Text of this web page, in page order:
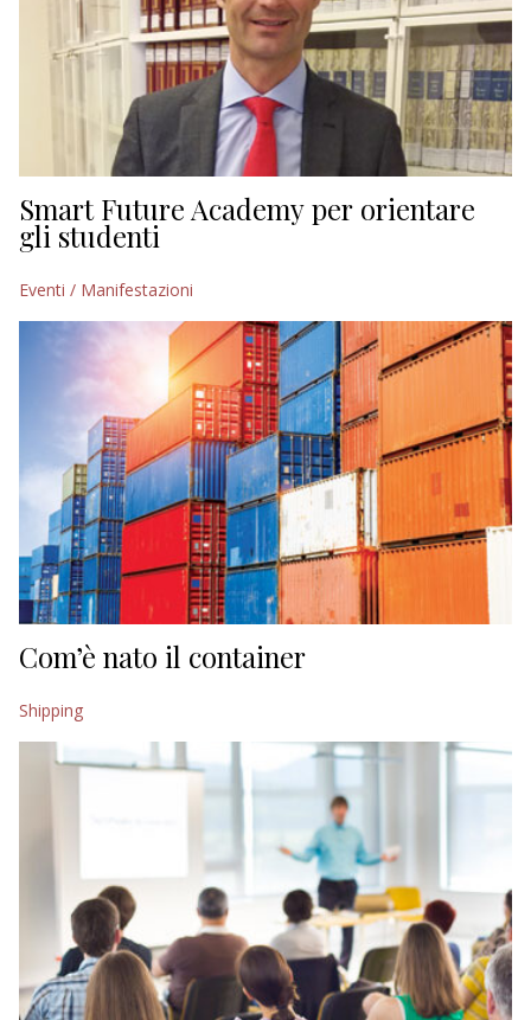
Smart Future Academy per orientare
gli studenti
Eventi / Manifestazioni
Com’è nato il container
Shipping